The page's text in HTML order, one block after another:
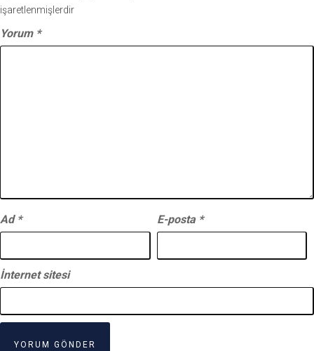
işaretlenmişlerdir
Yorum *
Ad * E-posta *
İnternet sitesi